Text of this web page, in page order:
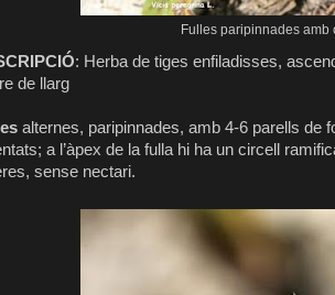
Fulles paripinnades amb
: Herba de tiges enfiladisses,
de llarg
alternes, paripinnades, amb 4-6 parells de
a l’àpex de la fulla hi ha un circell
sense nectari.